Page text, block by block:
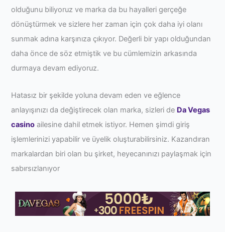
olduğunu biliyoruz ve marka da bu hayalleri gerçeğe
dönüştürmek ve sizlere her zaman için çok daha iyi olanı
sunmak adına karşınıza çıkıyor. Değerli bir yapı olduğundan
daha önce de söz etmiştik ve bu cümlemizin arkasında
durmaya devam ediyoruz.
Hatasız bir şekilde yoluna devam eden ve eğlence
anlayışınızı da değiştirecek olan marka, sizleri de Da Vegas
casino ailesine dahil etmek istiyor. Hemen şimdi giriş
işlemlerinizi yapabilir ve üyelik oluşturabilirsiniz. Kazandıran
markalardan biri olan bu şirket, heyecanınızı paylaşmak için
sabırsızlanıyor